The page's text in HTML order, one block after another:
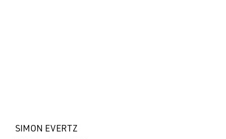
SIMON EVERTZ